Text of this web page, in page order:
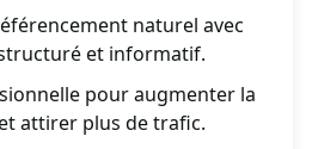
naturel avec
et informatif.
pour augmenter la
attirer plus de trafic.